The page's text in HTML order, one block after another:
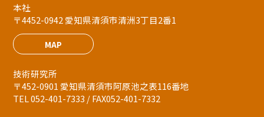
本社
〒4452-0942 愛知県清須市清洲3丁目2番1
MAP
技術研究所
〒452-0901 愛知県清須市阿原池之表116番地
TEL 052-401-7333 / FAX052-401-7332